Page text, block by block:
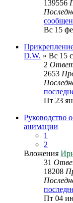
139556
Вс 15
D.W. » Вс 15
2
2653
Пт 23
Руководство
анимации
1
2
Вложения
31
18208
Пт 04